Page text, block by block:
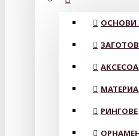
ОСНОВИ
РИНГОВЕ